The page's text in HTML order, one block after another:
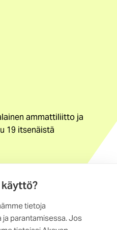
tietoja
parantamisessa. Jos
ammattiliitto ja
19 itsenäistä